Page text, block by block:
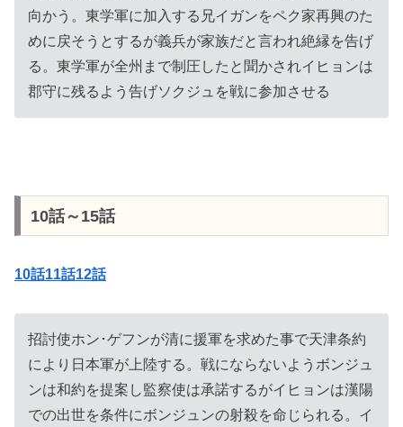
向かう。東学軍に加入する兄イガンをペク家再興のた
めに戻そうとするが義兵が家族だと言われ絶縁を告げ
る。東学軍が全州まで制圧したと聞かされイヒョンは
郡守に残るよう告げソクジュを戦に参加させる
10話～15話
10話11話12話
招討使ホン･ゲフンが清に援軍を求めた事で天津条約
により日本軍が上陸する。戦にならないようボンジュ
ンは和約を提案し監察使は承諾するがイヒョンは漢陽
での出世を条件にボンジュンの射殺を命じられる。イ